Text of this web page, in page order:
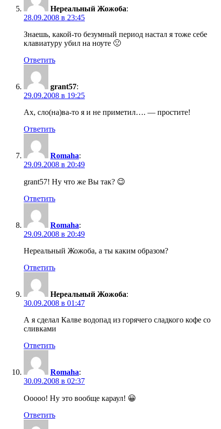
Нереальный Жожоба:
28.09.2008 в 23:45
Знаешь, какой-то безумный период настал я тоже себе
клавиатуру убил на ноуте 🙁
Ответить
grant57:
29.09.2008 в 19:25
Ах, сло(на)ва-то я и не приметил…. — простите!
Ответить
Romaha:
29.09.2008 в 20:49
grant57! Ну что же Вы так? 😉
Ответить
Romaha:
29.09.2008 в 20:49
Нереальный Жожоба, а ты каким образом?
Ответить
Нереальный Жожоба:
30.09.2008 в 01:47
А я сделал Калве водопад из горячего сладкого кофе со
сливками
Ответить
Romaha:
30.09.2008 в 02:37
Ооооо! Ну это вообще караул! 😀
Ответить